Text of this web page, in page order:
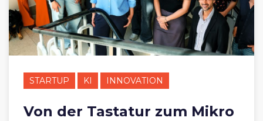
STARTUP KI INNOVATION
Von der Tastatur zum Mikro